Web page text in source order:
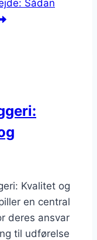
Sådan
Kvalitet og
en central
deres ansvar
til udførelse